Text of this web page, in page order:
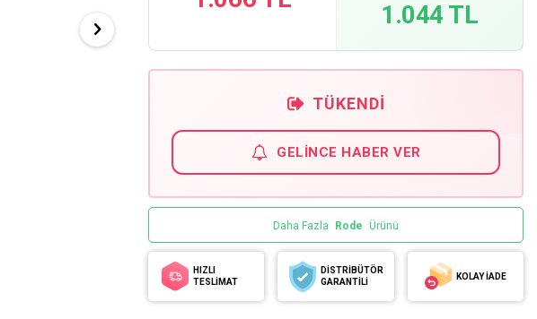
1.044 TL
TÜKENDI
GELINCE HABER VER
Daha Fazla Rode Ürünü
HIZLI
TESLİMAT
DİSTRİBÜTÖR
GARANTİLİ
KOLAY İADE